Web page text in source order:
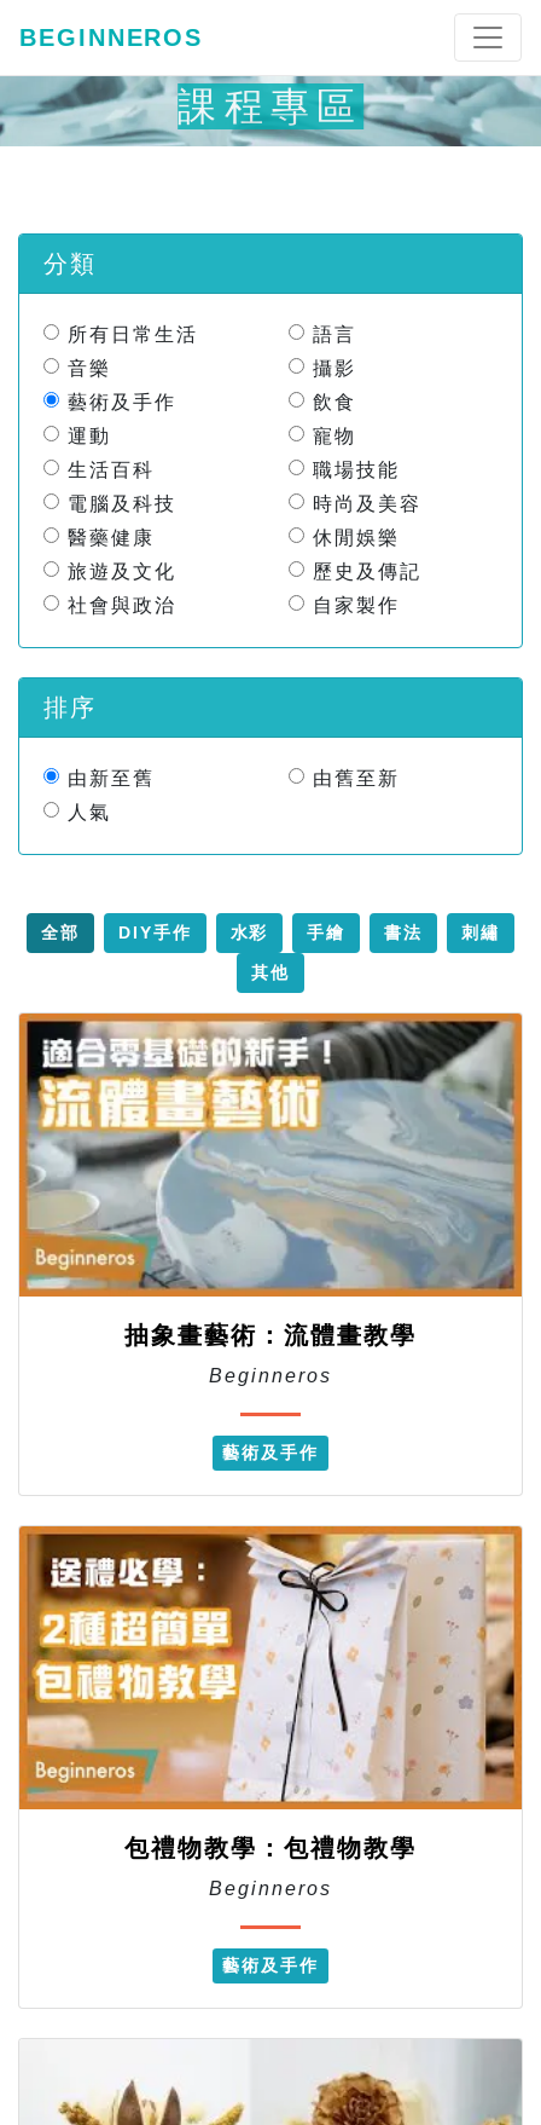
BEGINNEROS
課程專區
分類
所有日常生活
語言
音樂
攝影
藝術及手作
飲食
運動
寵物
生活百科
職場技能
電腦及科技
時尚及美容
醫藥健康
休閒娛樂
旅遊及文化
歷史及傳記
社會與政治
自家製作
排序
由新至舊
由舊至新
人氣
全部 DIY手作 水彩 手繪 書法 刺繡
其他
抽象畫藝術：流體畫教學
Beginneros
藝術及手作
包禮物教學：包禮物教學
Beginneros
藝術及手作